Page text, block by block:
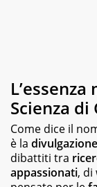
classica
ai
best
seller,
dagli
albi
illustrati
Scienza di
Come dice il
è la
dibattiti tra
appassionati, di